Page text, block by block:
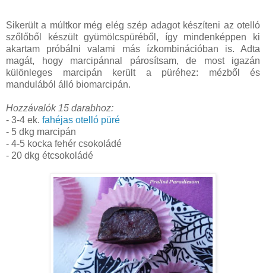
Sikerült a múltkor még elég szép adagot készíteni az otelló
szőlőből készült gyümölcspüréből, így mindenképpen ki
akartam próbálni valami más ízkombinációban is. Adta
magát, hogy marcipánnal párosítsam, de most igazán
különleges marcipán került a püréhez: mézből és
mandulából álló biomarcipán.
Hozzávalók 15 darabhoz:
- 3-4 ek. fahéjas otelló püré
- 5 dkg marcipán
- 4-5 kocka fehér csokoládé
- 20 dkg étcsokoládé